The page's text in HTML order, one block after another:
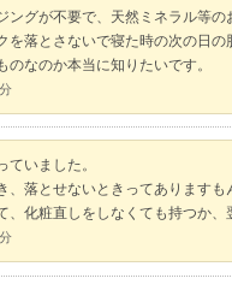
ングが不要で、天然ミネラル等
を落とさないで寝た時の次の日
のなのか本当に知りたいです。
ていました。
、落とせないときってありますも
、化粧直しをしなくても持つか